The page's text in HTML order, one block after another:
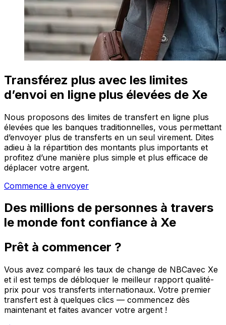
Transférez plus avec les limites
d’envoi en ligne plus élevées de Xe
Nous proposons des limites de transfert en ligne plus
élevées que les banques traditionnelles, vous permettant
d’envoyer plus de transferts en un seul virement. Dites
adieu à la répartition des montants plus importants et
profitez d’une manière plus simple et plus efficace de
déplacer votre argent.
Commence à envoyer
Des millions de personnes à travers
le monde font confiance à Xe
Prêt à commencer ?
Vous avez comparé les taux de change de NBCavec Xe
et il est temps de débloquer le meilleur rapport qualité-
prix pour vos transferts internationaux. Votre premier
transfert est à quelques clics — commencez dès
maintenant et faites avancer votre argent !